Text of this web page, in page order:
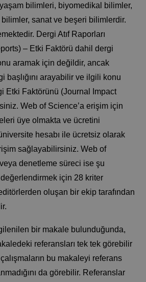
bilimleri, biyomedikal bilimler,
sanat ve beşeri bilimlerdir.
Dergi Atıf Raporları
– Etki Faktörü dahil dergi
aramak için değildir, ancak
başlığını arayabilir ve ilgili konu
Etki Faktörünü (Journal Impact
Web of Science’a erişim için
üye olmakta ve ücretini
hesabı ile ücretsiz olarak
sağlayabilirsiniz. Web of
denetleme süreci ise şu
için 28 kriter
oluşan bir ekip tarafından
bir makale bulunduğunda,
referansları tek tek görebilir
bu makaleyi referans
da görebilir. Referanslar